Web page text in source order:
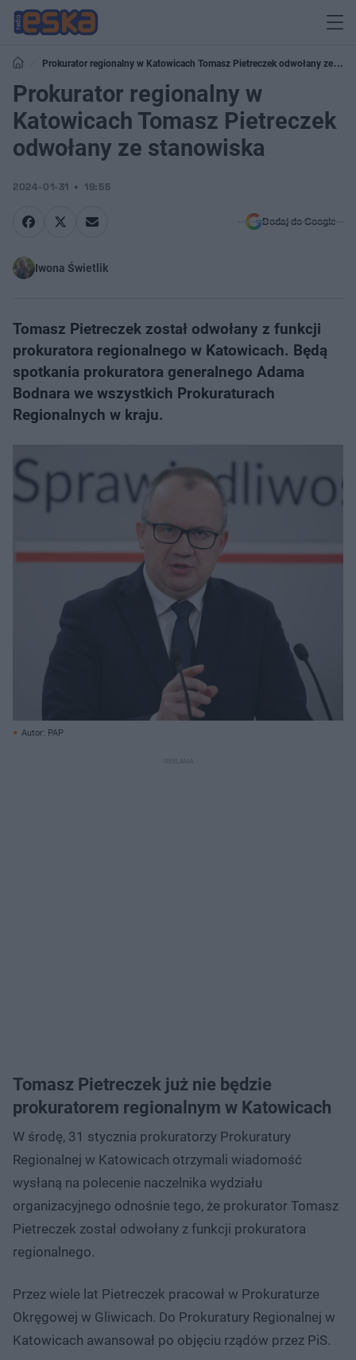
Prokurator regionalny w Katowicach Tomasz Pietreczek odwołany ze
stanowiska
Prokurator regionalny w
Katowicach Tomasz Pietreczek
odwołany ze stanowiska
2024-01-31 19:55
Dodaj do Google
Iwona Świetlik
Tomasz Pietreczek został odwołany z funkcji
prokuratora regionalnego w Katowicach. Będą
spotkania prokuratora generalnego Adama
Bodnara we wszystkich Prokuraturach
Regionalnych w kraju.
Autor: PAP
Tomasz Pietreczek już nie będzie
prokuratorem regionalnym w Katowicach
W środę, 31 stycznia prokuratorzy Prokuratury
Regionalnej w Katowicach otrzymali wiadomość
wysłaną na polecenie naczelnika wydziału
organizacyjnego odnośnie tego, że prokurator Tomasz
Pietreczek został odwołany z funkcji prokuratora
regionalnego.
Przez wiele lat Pietreczek pracował w Prokuraturze
Okręgowej w Gliwicach. Do Prokuratury Regionalnej w
Katowicach awansował po objęciu rządów przez PiS.